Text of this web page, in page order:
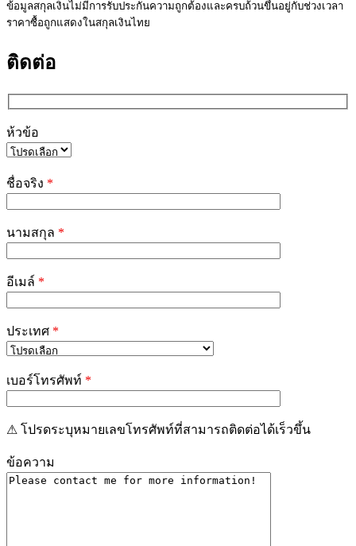
ข้อมูลสกุลเงินไม่มีการรับประกันความถูกต้องและครบถ้วนขึ้นอยู่กับช่วงเวลา
ราคาซื้อถูกแสดงในสกุลเงินไทย
ติดต่อ
ห้วข้อ
leave
this
field
ชื่อจริง *
นามสกุล *
อีเมล์ *
ประเทศ *
เบอร์โทรศัพท์ *
⚠ โปรดระบุหมายเลขโทรศัพท์ที่สามารถติดต่อได้เร็วขึ้น
ข้อความ